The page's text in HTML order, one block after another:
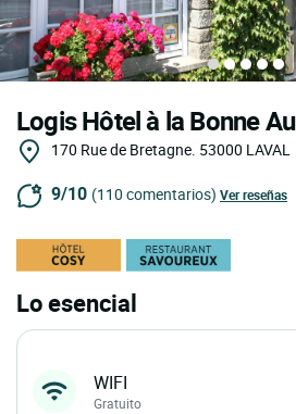
Logis Hôtel à la Bonne
170 Rue de Bretagne. 53000 LAVAL
9/10 (110 comentarios) Ver reseñas
Lo esencial
WIFI
Gratuito